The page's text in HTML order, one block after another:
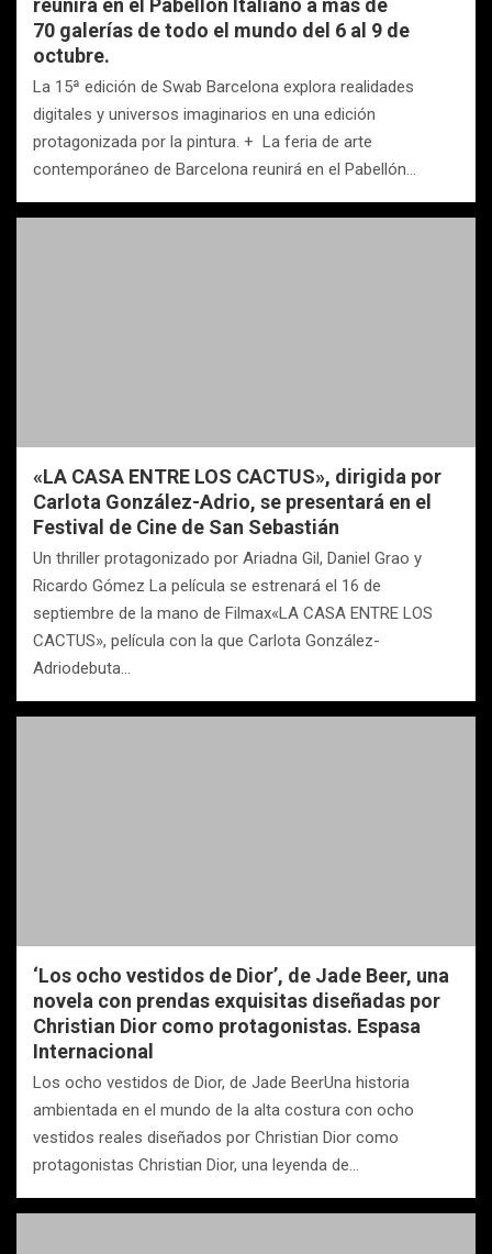
reunirá en el Pabellón Italiano a más de
70 galerías de todo el mundo del 6 al 9 de
octubre.
La 15ª edición de Swab Barcelona explora realidades
digitales y universos imaginarios en una edición
protagonizada por la pintura. + La feria de arte
contemporáneo de Barcelona reunirá en el Pabellón…
«LA CASA ENTRE LOS CACTUS», dirigida por
Carlota González-Adrio, se presentará en el
Festival de Cine de San Sebastián
Un thriller protagonizado por Ariadna Gil, Daniel Grao y
Ricardo Gómez La película se estrenará el 16 de
septiembre de la mano de Filmax​«LA CASA ENTRE LOS
CACTUS», película con la que Carlota González-
Adriodebuta…
‘Los ocho vestidos de Dior’, de Jade Beer, una
novela con prendas exquisitas diseñadas por
Christian Dior como protagonistas. Espasa
Internacional
Los ocho vestidos de Dior, de Jade BeerUna historia
ambientada en el mundo de la alta costura con ocho
vestidos reales diseñados por Christian Dior como
protagonistas Christian Dior, una leyenda de…